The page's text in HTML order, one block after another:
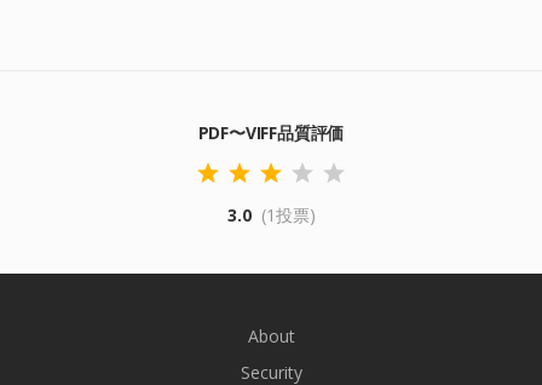
PDF〜VIFF品質評価
3.0 (1投票)
About
Security